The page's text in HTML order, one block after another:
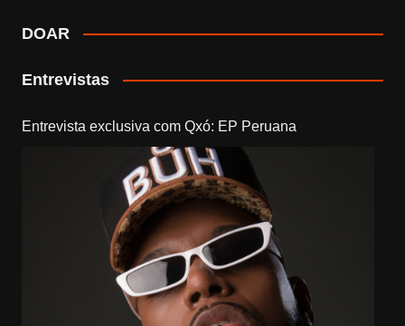
DOAR
Entrevistas
Entrevista exclusiva com Qxó: EP Peruana